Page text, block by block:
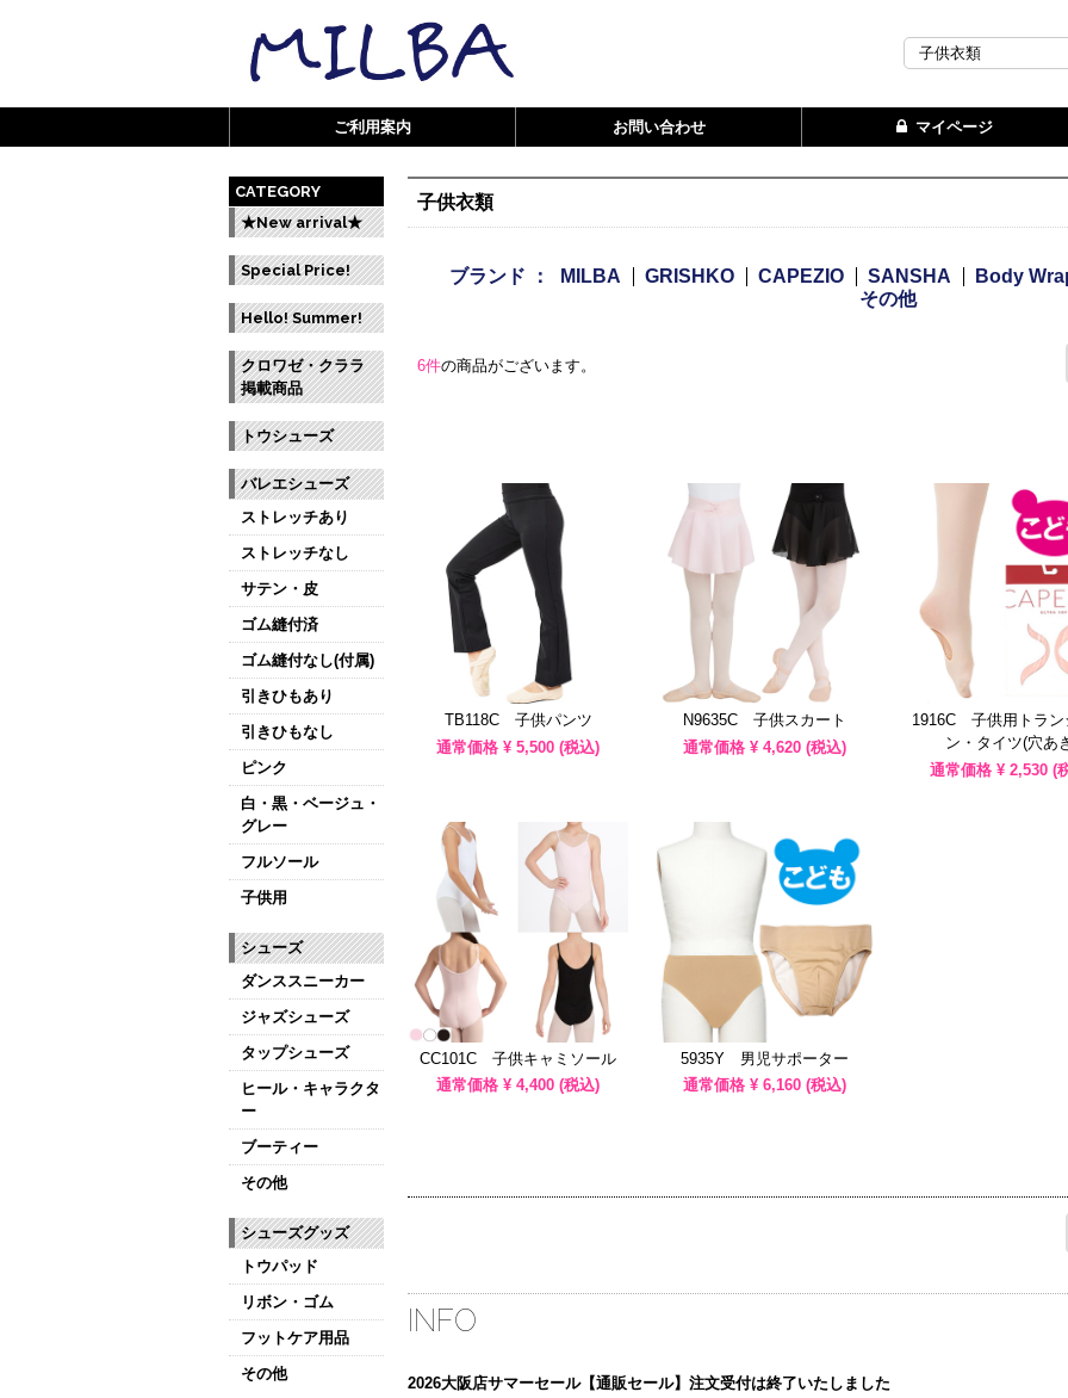
ご利用案内 お問い合わせ マイページ
子供衣類
ブランド ： MILBA GRISHKO CAPEZIO SANSHA Body
その他
6件の商品がございます。
TB118C 子供パンツ
通常価格 ¥ 5,500 (税込)
N9635C 子供スカート
通常価格 ¥ 4,620 (税込)
1916C 子供用トラン
ン・タイツ(穴あ
通常価格 ¥ 2,530 (
CC101C 子供キャミソール
通常価格 ¥ 4,400 (税込)
5935Y 男児サポーター
通常価格 ¥ 6,160 (税込)
INFO
2026大阪店サマーセール【通販セール】注文受付は終了いたしました
CATEGORY
★New arrival★
Special Price!
Hello! Summer!
クロワゼ・クララ
掲載商品
トウシューズ
バレエシューズ
ストレッチあり
ストレッチなし
サテン・皮
ゴム縫付済
ゴム縫付なし(付属)
引きひもあり
引きひもなし
ピンク
白・黒・ベージュ・
グレー
フルソール
子供用
シューズ
ダンススニーカー
ジャズシューズ
タップシューズ
ヒール・キャラクタ
ー
ブーティー
その他
シューズグッズ
トウパッド
リボン・ゴム
フットケア用品
その他